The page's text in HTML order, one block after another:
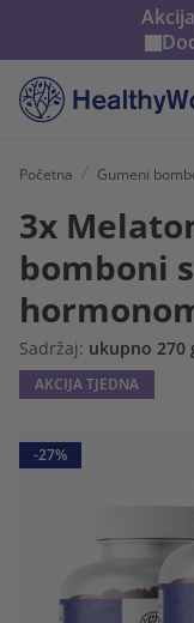
Početna Gumeni
3x
bomboni
Sadržaj: ukupno 270
AKCIJA TJEDNA
-27%